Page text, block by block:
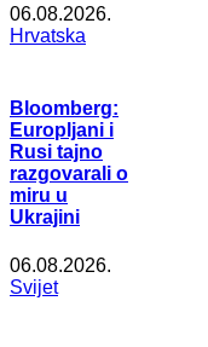
06.08.2026.
Hrvatska
Bloomberg:
Europljani i
Rusi tajno
razgovarali o
miru u
Ukrajini
06.08.2026.
Svijet